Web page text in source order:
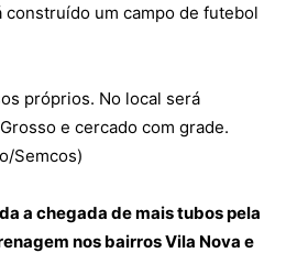
um campo de futebol
próprios. No local será
e cercado com grade.
Semcos)
a chegada de mais tubos pela
nos bairros Vila Nova e